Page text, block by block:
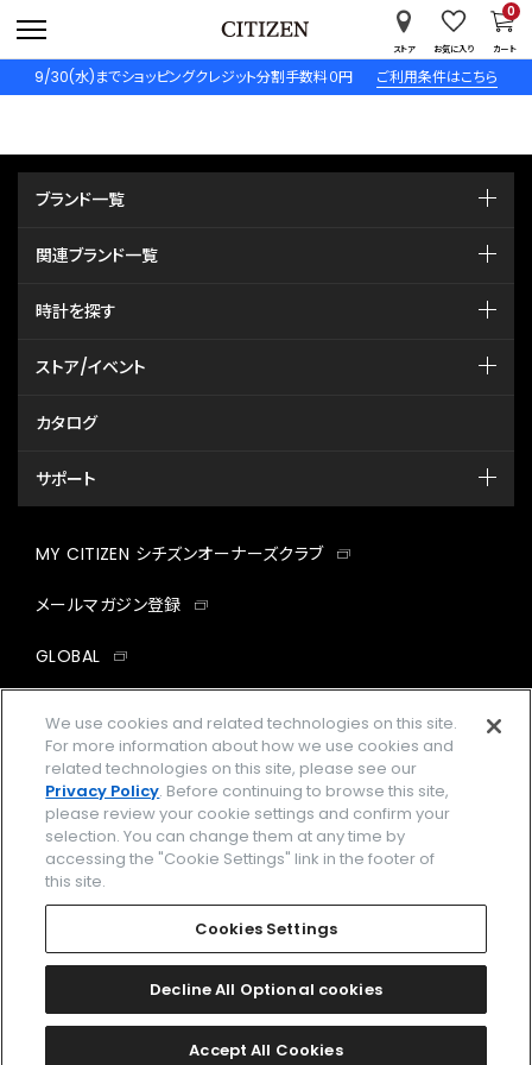
9/30(水)までショッピングクレジット分割手数料０円 ご利用条件はこちら
ストア お気に入り カート
0
ブランド一覧
関連ブランド一覧
時計を探す
ストア/イベント
カタログ
サポート
MY CITIZEN シチズンオーナーズクラブ
メールマガジン登録
GLOBAL
facebookinstagramtwitter
企業情報 ご利用規約
プライバシーポリシー Cookies Settings
Amazon PayはAmazon.com, Inc.またはその関連会社の商標です。
2026 CITIZEN WATCH CO., LTD.
We use cookies and related technologies on this site.
For more information about how we use cookies and
related technologies on this site, please see our
Privacy Policy. Before continuing to browse this site,
please review your cookie settings and confirm your
selection. You can change them at any time by
accessing the "Cookie Settings" link in the footer of
this site.
Cookies Settings
Decline All Optional cookies
Accept All Cookies